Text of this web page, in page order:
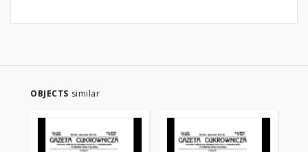
OBJECTS similar